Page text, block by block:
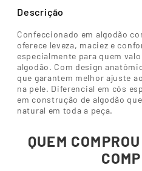
Descrição
Confeccionado em algodão
oferece leveza, maciez e
especialmente para quem
algodão. Com design
que garantem melhor ajuste
na pele. Diferencial em cós
em construção de algodão
natural em toda a peça.
QUEM